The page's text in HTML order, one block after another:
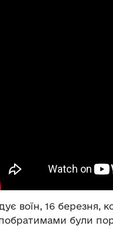
воїн, 16 березня,
побратимами були